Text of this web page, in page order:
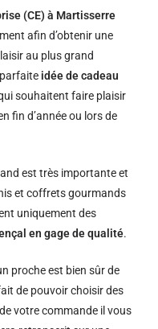
(CE) à Martisserre
afin d’obtenir une
au plus grand
idée de cadeau
souhaitent faire plaisir
fin d’année ou lors de
est très importante et
et coffrets gourmands
uniquement des
en gage de qualité.
proche est bien sûr de
de pouvoir choisir des
votre commande il vous